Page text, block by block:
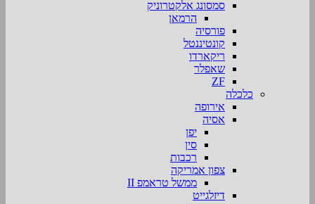
סמסונג אלקטרוניק
הרמאן
פורסיה
קונטיננטל
ריקארדו
שאפלר
ZF
כלכלה
אירופה
אסיה
יפן
סין
רכבות
צפון אמריקה
ממשל טראמפ II
דיזלגייט